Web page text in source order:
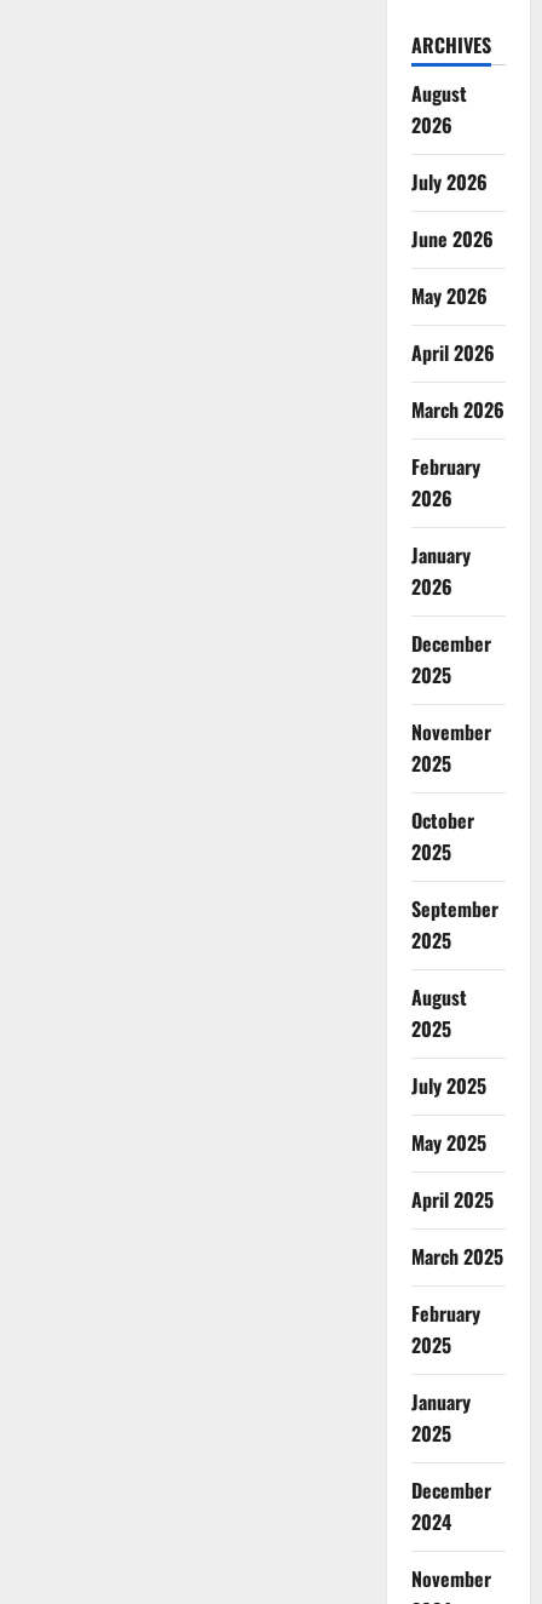
ARCHIVES
August
2026
July 2026
June 2026
May 2026
April 2026
March 2026
February
2026
January
2026
December
2025
November
2025
October
2025
September
2025
August
2025
July 2025
May 2025
April 2025
March 2025
February
2025
January
2025
December
2024
November